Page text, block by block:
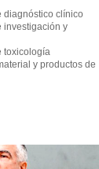
clínico
y
toxicología
y productos de